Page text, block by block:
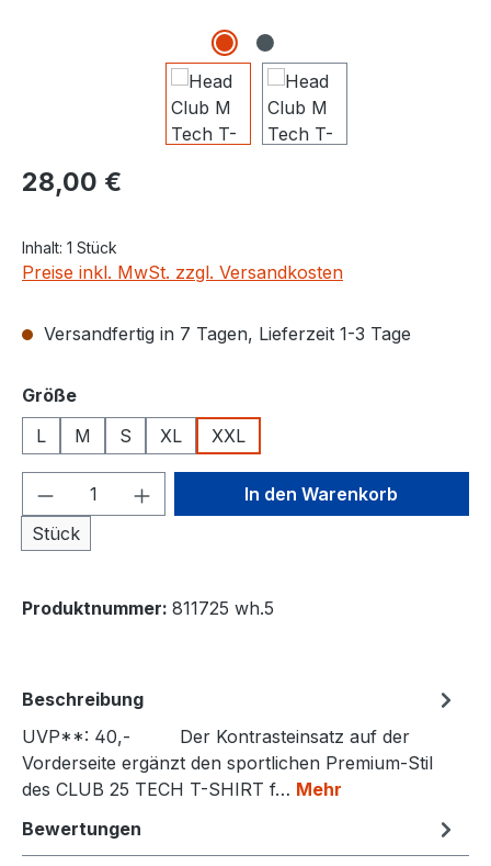
Regulärer Preis:
28,00 €
Inhalt: 1 Stück
Preise inkl. MwSt. zzgl. Versandkosten
Versandfertig in 7 Tagen, Lieferzeit 1-3 Tage
Größeauswählen
L
M S XL XXL
Produkt Anzahl: Gib den
Stück
In den Warenkorb
Produktnummer: 811725 wh.5
Beschreibung
UVP**: 40,- Der Kontrasteinsatz auf der
Vorderseite ergänzt den sportlichen Premium-Stil
des CLUB 25 TECH T-SHIRT f… Mehr
Bewertungen